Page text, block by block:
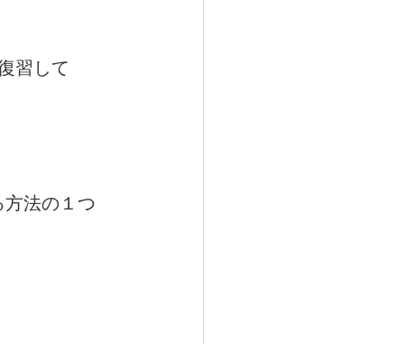
習して
法の１つ